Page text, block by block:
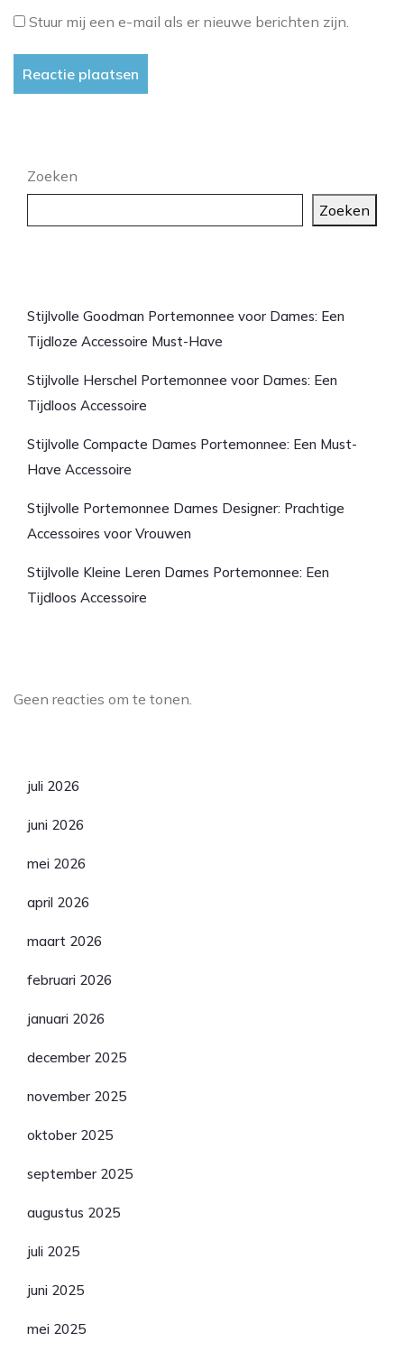
Stuur mij een e-mail als er nieuwe berichten zijn.
Zoeken
Zoeken
Stijlvolle Goodman Portemonnee voor Dames: Een
Tijdloze Accessoire Must-Have
Stijlvolle Herschel Portemonnee voor Dames: Een
Tijdloos Accessoire
Stijlvolle Compacte Dames Portemonnee: Een Must-
Have Accessoire
Stijlvolle Portemonnee Dames Designer: Prachtige
Accessoires voor Vrouwen
Stijlvolle Kleine Leren Dames Portemonnee: Een
Tijdloos Accessoire
Geen reacties om te tonen.
juli 2026
juni 2026
mei 2026
april 2026
maart 2026
februari 2026
januari 2026
december 2025
november 2025
oktober 2025
september 2025
augustus 2025
juli 2025
juni 2025
mei 2025